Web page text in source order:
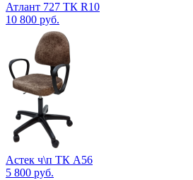
Атлант 727 ТК R10
10 800 руб.
Астек ч\п ТК А56
5 800 руб.